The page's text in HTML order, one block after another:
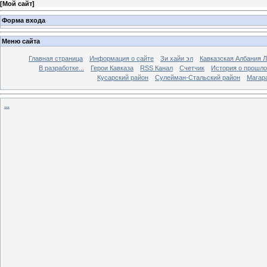
[Мой сайт]
Форма входа
Меню сайта
Главная страница Информация о сайте Зи хайи эл
Кавказская Албания
В разработке...
Герои Кавказа RSS Канал Счетчик
История о
Кусарский район
Сулейман-Стальский район
...